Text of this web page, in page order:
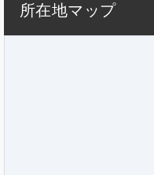
所在地マップ